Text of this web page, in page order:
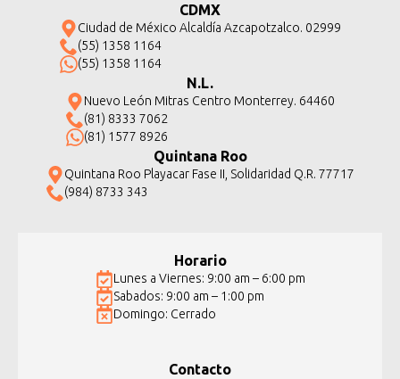
CDMX
Ciudad de México Alcaldía Azcapotzalco. 02999
(55) 1358 1164
(55) 1358 1164
N.L.
Nuevo León Mitras Centro Monterrey. 64460
(81) 8333 7062
(81) 1577 8926
Quintana Roo
Quintana Roo Playacar Fase II, Solidaridad Q.R. 77717
(984) 8733 343
Horario
Lunes a Viernes: 9:00 am – 6:00 pm
Sabados: 9:00 am – 1:00 pm
Domingo: Cerrado
Contacto